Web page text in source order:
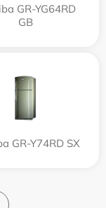
GR-YG64RD
GB
GR-Y74RD SX